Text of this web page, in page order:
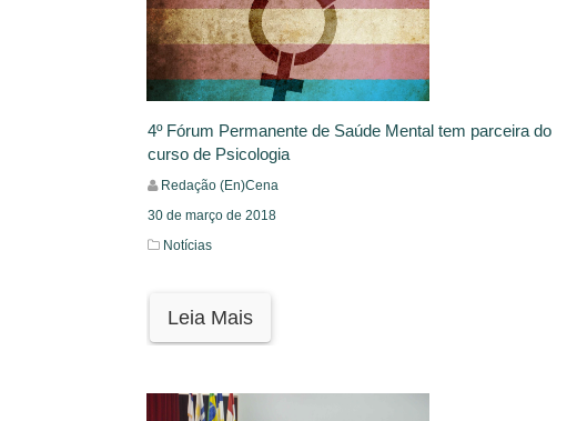
4º Fórum Permanente de Saúde Mental tem parceira do
curso de Psicologia
Redação (En)Cena
30 de março de 2018
Notícias
Leia Mais